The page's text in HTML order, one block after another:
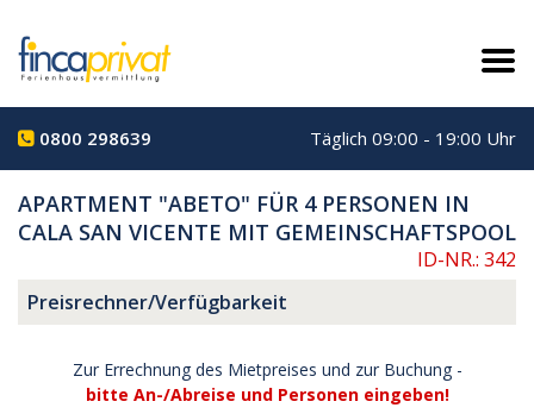
0800 298639 Täglich 09:00 - 19:00 Uhr
APARTMENT "ABETO" FÜR 4 PERSONEN IN
CALA SAN VICENTE MIT GEMEINSCHAFTSPOOL
ID-NR.: 342
Preisrechner/Verfügbarkeit
Zur Errechnung des Mietpreises und zur Buchung -
bitte An-/Abreise und Personen eingeben!